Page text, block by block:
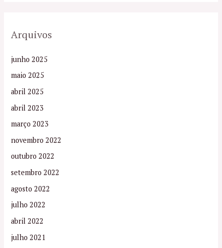
Arquivos
junho 2025
maio 2025
abril 2025
abril 2023
março 2023
novembro 2022
outubro 2022
setembro 2022
agosto 2022
julho 2022
abril 2022
julho 2021